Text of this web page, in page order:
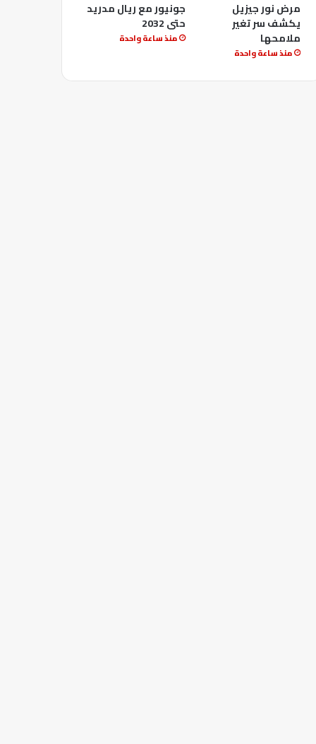
مرض نور جيزيل
يكشف سر تغير
ملامحها
منذ ساعة واحدة
جونيور مع ريال مدريد
حتى 2032
منذ ساعة واحدة